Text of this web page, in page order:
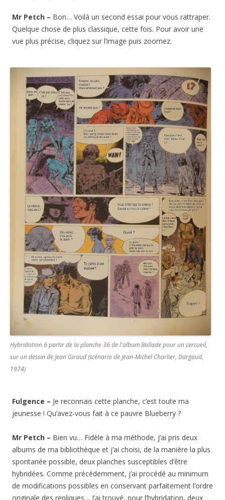
Mr Petch – Bon… Voilà un second essai pour vous rattraper.
Quelque chose de plus classique, cette fois. Pour avoir une
vue plus précise, cliquez sur l’image puis zoomez.
Hybridation à partir de la planche 36 de l'album Ballade pour un cercueil,
sur un dessin de Jean Giraud (scénario de Jean-Michel Charlier, Dargaud,
1974)
Fulgence – Je reconnais cette planche, c’est toute ma
jeunesse ! Qu’avez-vous fait à ce pauvre Blueberry ?
Mr Petch – Bien vu… Fidèle à ma méthode, j’ai pris deux
albums de ma bibliothèque et j’ai choisi, de la manière la plus
spontanée possible, deux planches susceptibles d’être
hybridées. Comme précédemment, j’ai procédé au minimum
de modifications possibles en conservant parfaitement l’ordre
originale des repliques… J’ai trouvé, pour l’hybridation, deux